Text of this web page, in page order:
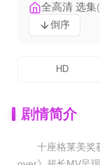
全高清 选集
倒序
HD
剧情简介
十座格莱美奖